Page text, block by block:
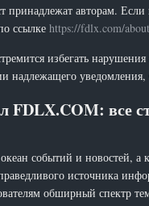
принадлежат авторам.
ссылке https://fdlx.com/
избегать
надлежащего
FDLX.COM: все
событий и новостей,
источника
обширный спектр